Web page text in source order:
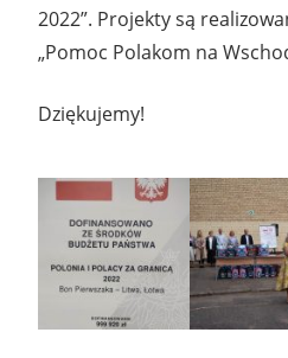
2022”. Projekty są
„Pomoc Polakom na
Dziękujemy!